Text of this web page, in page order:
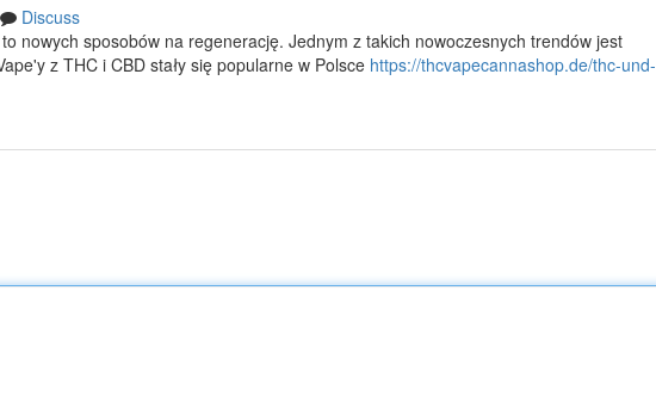
Discuss
nowych sposobów na regenerację. Jednym z takich nowoczesnych trendów jest
z THC i CBD stały się popularne w Polsce https://thcvapecannashop.de/thc-und-